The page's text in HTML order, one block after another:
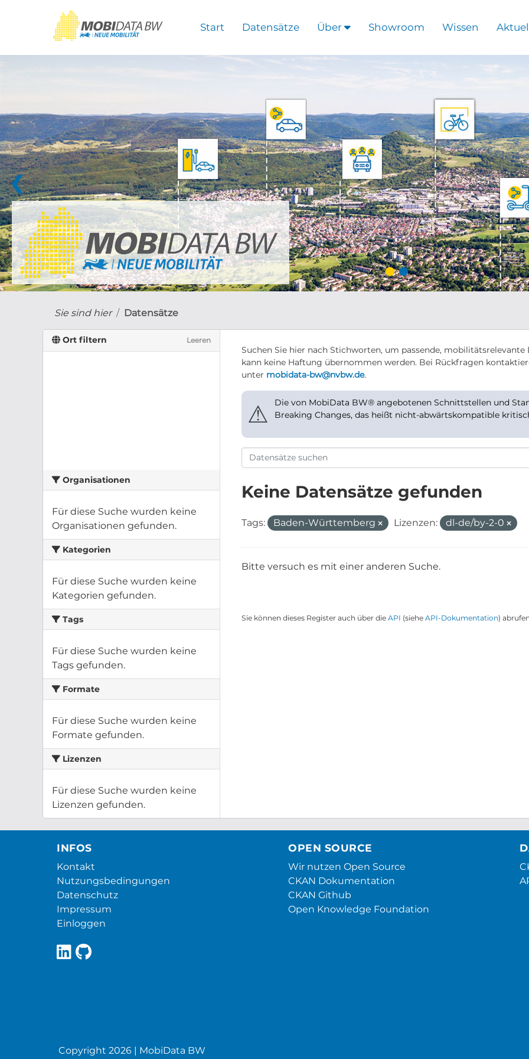
Start Datensätze Über Showroom Wissen
❮
Sie sind hier Datensätze
Ort filtern Leeren
Organisationen
Für diese Suche wurden keine
Organisationen gefunden.
Kategorien
Für diese Suche wurden keine
Kategorien gefunden.
Tags
Für diese Suche wurden keine
Tags gefunden.
Formate
Für diese Suche wurden keine
Formate gefunden.
Lizenzen
Für diese Suche wurden keine
Lizenzen gefunden.
Suchen Sie hier nach Stichworten, um passende,
kann keine Haftung übernommen werden. Bei Rückfragen
unter mobidata-bw@nvbw.de.
⚠
Die von MobiData BW® angebotenen Schnittstellen und
Breaking Changes, das heißt nicht-abwärtskompatible
Keine Datensätze gefunden
Tags: Baden-Württemberg Lizenzen: dl-de/by-2-0
Bitte versuch es mit einer anderen Suche.
Sie können dieses Register auch über die API (siehe API-Dokumentation)
INFOS
Kontakt
Nutzungsbedingungen
Datenschutz
Impressum
Einloggen
OPEN SOURCE
Wir nutzen Open Source
CKAN Dokumentation
CKAN Github
Open Knowledge Foundation
Copyright 2026 | MobiData BW